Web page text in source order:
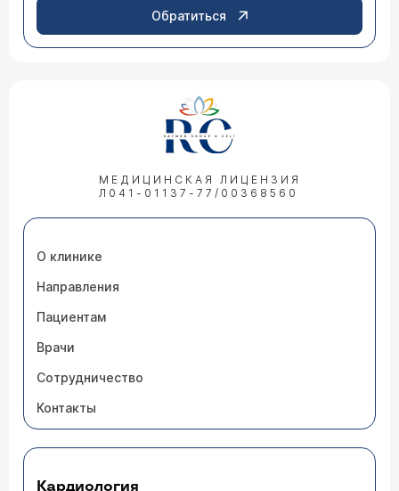
Обратиться
МЕДИЦИНСКАЯ ЛИЦЕНЗИЯ
Л041-01137-77/00368560
О клинике
Направления
Пациентам
Врачи
Сотрудничество
Контакты
Кардиология